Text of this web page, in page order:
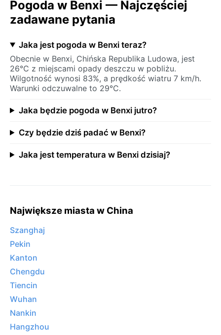
Pogoda w Benxi — Najczęściej
zadawane pytania
Jaka jest pogoda w Benxi teraz?
Obecnie w Benxi, Chińska Republika Ludowa, jest
26°C z miejscami opady deszczu w pobliżu.
Wilgotność wynosi 83%, a prędkość wiatru 7 km/h.
Warunki odczuwalne to 29°C.
Jaka będzie pogoda w Benxi jutro?
Czy będzie dziś padać w Benxi?
Jaka jest temperatura w Benxi dzisiaj?
Największe miasta w China
Szanghaj
Pekin
Kanton
Chengdu
Tiencin
Wuhan
Nankin
Hangzhou